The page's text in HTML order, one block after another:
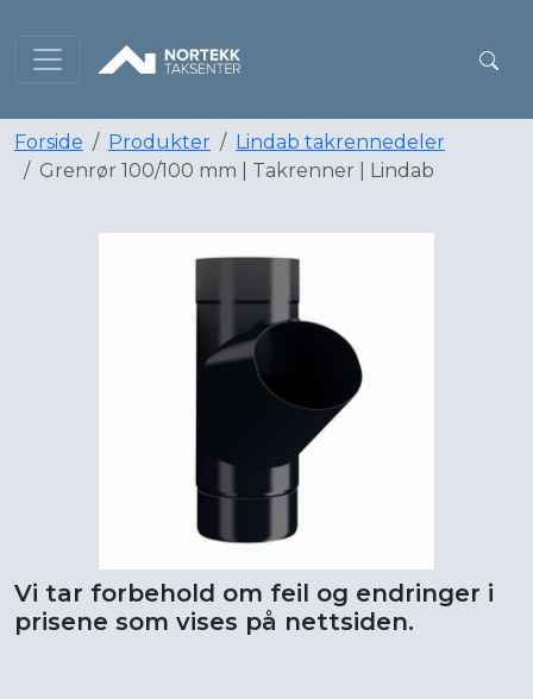
Forside Produkter
Lindab takrennedeler
Grenrør 100/100 mm | Takrenner | Lindab
Vi tar forbehold om feil og endringer i
prisene som vises på nettsiden.